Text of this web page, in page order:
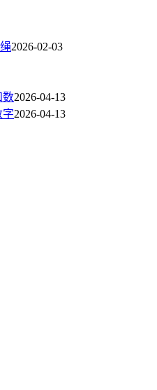
2026-02-03
数2026-04-13
字2026-04-13